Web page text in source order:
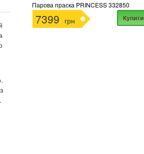
Парова праска PRINCESS 332850
7399 грн Купити